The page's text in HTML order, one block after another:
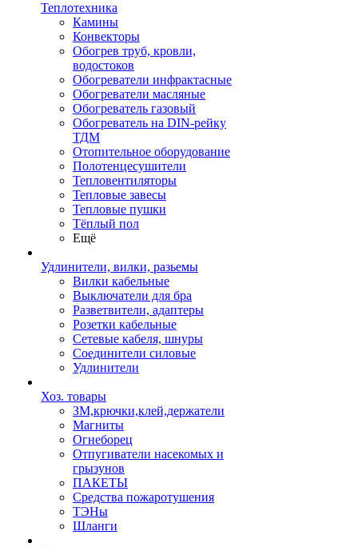
Теплотехника
Камины
Конвекторы
Обогрев труб, кровли,
водостоков
Обогреватели инфрактасные
Обогреватели масляные
Обогреватель газовый
Обогреватель на DIN-рейку
ТДМ
Отопительное оборудование
Полотенцесушители
Тепловентиляторы
Тепловые завесы
Тепловые пушки
Тёплый пол
Ещё
Удлинители, вилки, разьемы
Вилки кабельные
Выключатели для бра
Разветвители, адаптеры
Розетки кабельные
Сетевые кабеля, шнуры
Соединители силовые
Удлинители
Хоз. товары
ЗМ,крючки,клей,держатели
Магниты
Огнеборец
Отпугиватели насекомых и
грызунов
ПАКЕТЫ
Средства пожаротушения
ТЭНы
Шланги